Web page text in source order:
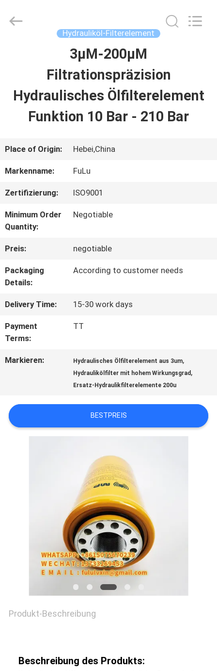
PRODUKTE
VIDEOS
FABRIK-
QUALITÄTSKONTROLLE
TRETEN
SIE
VERBINDUNG
PRIVACY
POLICY
Hydrauliköl-Filterelement
3μM-200μM
Filtrationspräzision
Hydraulisches Ölfilterelement
Funktion 10 Bar - 210 Bar
Place of Origin: Hebei,China
Markenname: FuLu
Zertifizierung: ISO9001
Minimum Order
Quantity:
Negotiable
Preis: negotiable
Packaging
Details:
According to customer needs
Delivery Time: 15-30 work days
Payment
Terms:
TT
Markieren: Hydraulisches Ölfilterelement aus 3um,
Hydraulikölfilter mit hohem Wirkungsgrad ,
Ersatz-Hydraulikfilterelemente 200u
BESTPREIS
Produkt-Beschreibung
Beschreibung des Produkts: